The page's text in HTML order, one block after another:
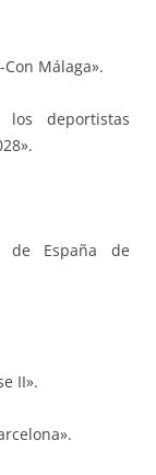
Málaga».
deportistas
de España de
II».